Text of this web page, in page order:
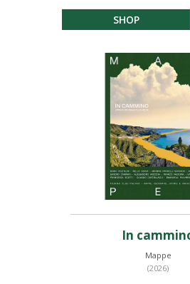
SHOP
In
Mappe
(2026)